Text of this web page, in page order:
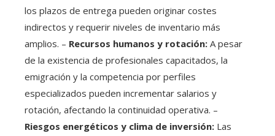
los plazos de entrega pueden originar costes
indirectos y requerir niveles de inventario más
amplios. – Recursos humanos y rotación: A pesar
de la existencia de profesionales capacitados, la
emigración y la competencia por perfiles
especializados pueden incrementar salarios y
rotación, afectando la continuidad operativa. –
Riesgos energéticos y clima de inversión: Las